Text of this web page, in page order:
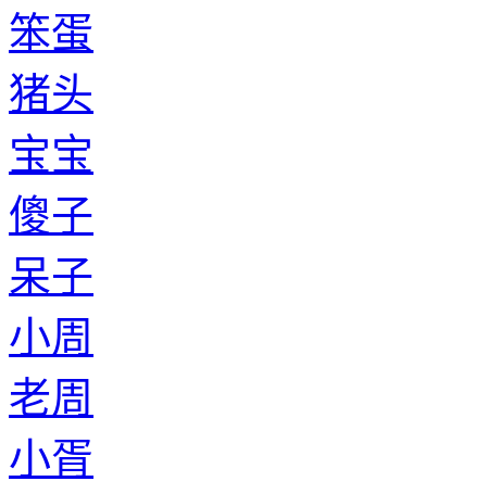
笨蛋
猪头
宝宝
傻子
呆子
小周
老周
小胥